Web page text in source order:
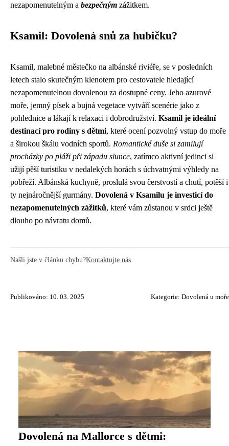
nezapomenutelným a bezpečným zážitkem.
Ksamil: Dovolená snů za hubičku?
Ksamil, malebné městečko na albánské riviéře, se v posledních
letech stalo skutečným klenotem pro cestovatele hledající
nezapomenutelnou dovolenou za dostupné ceny. Jeho azurové
moře, jemný písek a bujná vegetace vytváří scenérie jako z
pohlednice a lákají k relaxaci i dobrodružství. Ksamil je ideální
destinací pro rodiny s dětmi, které ocení pozvolný vstup do moře
a širokou škálu vodních sportů. Romantické duše si zamilují
procházky po pláži při západu slunce, zatímco aktivní jedinci si
užijí pěší turistiku v nedalekých horách s úchvatnými výhledy na
pobřeží. Albánská kuchyně, proslulá svou čerstvostí a chutí, potěší i
ty nejnáročnější gurmány. Dovolená v Ksamilu je investicí do
nezapomenutelných zážitků, které vám zůstanou v srdci ještě
dlouho po návratu domů.
Našli jste v článku chybu?Kontaktujte nás
Publikováno: 10. 03. 2025 Kategorie: Dovolená u moře
Dovolená na Mallorce s dětmi: